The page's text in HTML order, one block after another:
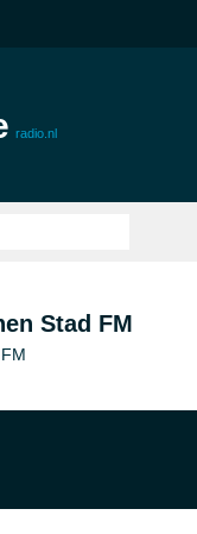
radio.nl
Stad FM